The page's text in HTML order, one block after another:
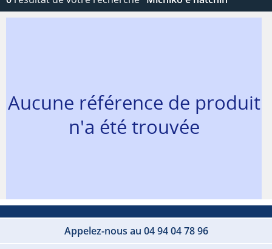
Aucune référence de produit
n'a été trouvée
Appelez-nous au 04 94 04 78 96